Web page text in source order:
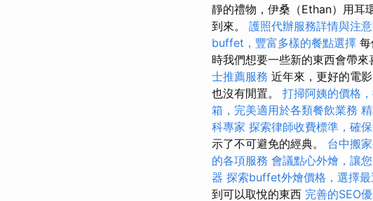
靜的禮物，伊桑（Ethan）用耳
到來。 護照代辦服務詳情與注
buffet，豐富多樣的餐點選擇
時我們想要一些新的東西會帶來
士推薦服務 近年來，更好的電
也沒有閒置。 打掃阿姨的價格
箱，完美適用於各類餐飲業務
科專家 探索律師收費標準，確
示了不可避免的經典。 台中搬
的各項服務 會議點心外燴，讓
器 探索buffet外燴價格，選擇最
到可以取悅的東西 完善的SEO